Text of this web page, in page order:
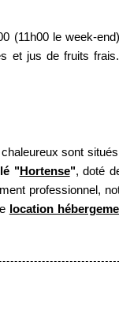
(11h00 le week-
et jus de fruits
sont
"Hortense", doté
professionnel,
location
Date d'arrivée :